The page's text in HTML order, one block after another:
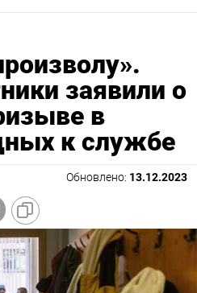
заявили о
в
к службе
Обновлено: 13.12.2023